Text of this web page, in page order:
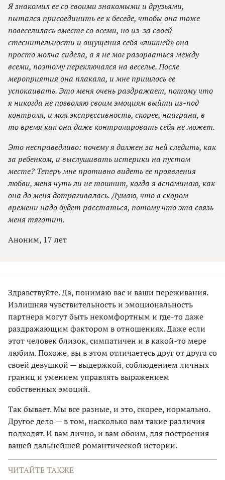
Я знакомил ее со своими знакомыми и друзьями,
пытался присоединить ее к беседе, чтобы она тоже
повеселилась вместе со всеми, но из-за своей
стеснительности и ощущения себя «лишней» она
просто молча сидела, а я не мог разорваться между
всеми, поэтому переключался на веселье. После
мероприятия она плакала, и мне пришлось ее
успокаивать. Это меня очень раздражает, потому что
я никогда не позволяю своим эмоциям выйти из-под
контроля, и моя экспрессивность, скорее, наиграна, в
то время как она даже контролировать себя не может.
Это несправедливо: почему я должен за ней следить, как
за ребенком, и выслушивать истерики на пустом
месте? Теперь мне противно видеть ее проявления
любви, меня чуть ли не тошнит, когда я вспоминаю, как
она до меня дотрагивалась. Думаю, что в скором
времени надо будет расстаться, потому что эта связь
меня тяготит.
Аноним, 17 лет
Здравствуйте. Да, понимаю вас и ваши переживания.
Излишняя чувствительность и эмоциональность
партнера могут быть некомфортным и где-то даже
раздражающим фактором в отношениях. Даже если
этот человек близок, симпатичен и в какой-то мере
любим. Похоже, вы в этом отличаетесь друг от друга со
своей девушкой — выдержкой, соблюдением личных
границ и умением управлять выражением
собственных эмоций.
Так бывает. Мы все разные, и это, скорее, нормально.
Другое дело — в том, насколько вам такие различия
подходят. И вам лично, и вам обоим, для построения
вашей дальнейшей романтической истории.
ЧИТАЙТЕ ТАКЖЕ